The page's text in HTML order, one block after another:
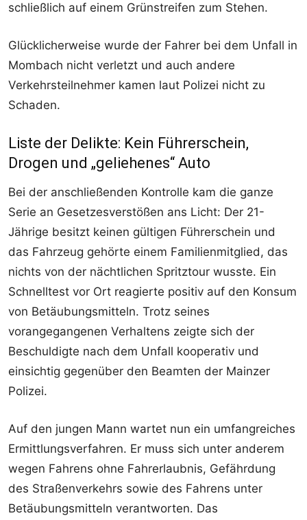
schließlich auf einem Grünstreifen zum Stehen.
Glücklicherweise wurde der Fahrer bei dem Unfall in
Mombach nicht verletzt und auch andere
Verkehrsteilnehmer kamen laut Polizei nicht zu
Schaden.
Liste der Delikte: Kein Führerschein,
Drogen und „geliehenes“ Auto
Bei der anschließenden Kontrolle kam die ganze
Serie an Gesetzesverstößen ans Licht: Der 21-
Jährige besitzt keinen gültigen Führerschein und
das Fahrzeug gehörte einem Familienmitglied, das
nichts von der nächtlichen Spritztour wusste. Ein
Schnelltest vor Ort reagierte positiv auf den Konsum
von Betäubungsmitteln. Trotz seines
vorangegangenen Verhaltens zeigte sich der
Beschuldigte nach dem Unfall kooperativ und
einsichtig gegenüber den Beamten der Mainzer
Polizei.
Auf den jungen Mann wartet nun ein umfangreiches
Ermittlungsverfahren. Er muss sich unter anderem
wegen Fahrens ohne Fahrerlaubnis, Gefährdung
des Straßenverkehrs sowie des Fahrens unter
Betäubungsmitteln verantworten. Das